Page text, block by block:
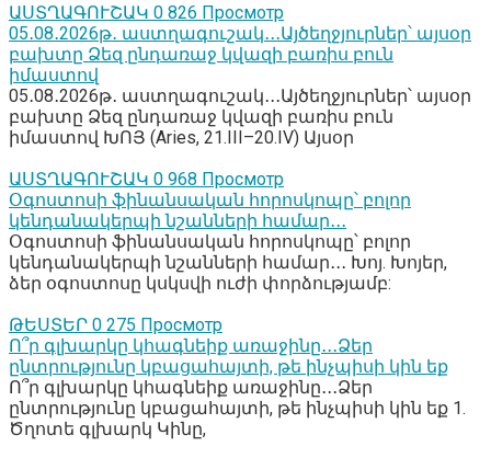
ԱՍՏՂԱԳՈՒՇԱԿ 0 826 Просмотр
05․08․2026թ․ աստղագուշակ․․․Այծեղջյուրներ՝ այսօր
բախտը Ձեզ ընդառաջ կվազի բառիս բուն
իմաստով
05․08․2026թ․ աստղագուշակ․․․Այծեղջյուրներ՝ այսօր
բախտը Ձեզ ընդառաջ կվազի բառիս բուն
իմաստով ԽՈՅ (Aries, 21.III–20.IV) Այսօր
ԱՍՏՂԱԳՈՒՇԱԿ 0 968 Просмотр
Օգոստոսի ֆինանսական հորոսկոպը՝ բոլոր
կենդանակերպի նշանների համար․․․
Օգոստոսի ֆինանսական հորոսկոպը՝ բոլոր
կենդանակերպի նշանների համար․․․ Խոյ. Խոյեր,
ձեր օգոստոսը կսկսվի ուժի փորձությամբ:
ԹԵՍՏԵՐ 0 275 Просмотр
Ո՞ր գլխարկը կհագնեիք առաջինը․․․Ձեր
ընտրությունը կբացահայտի, թե ինչպիսի կին եք
Ո՞ր գլխարկը կհագնեիք առաջինը․․․Ձեր
ընտրությունը կբացահայտի, թե ինչպիսի կին եք 1.
Ծղոտե գլխարկ Կինը,